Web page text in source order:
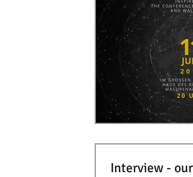
Interview -